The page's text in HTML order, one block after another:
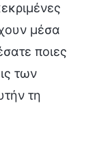
μέσα
ποιες
των
τη